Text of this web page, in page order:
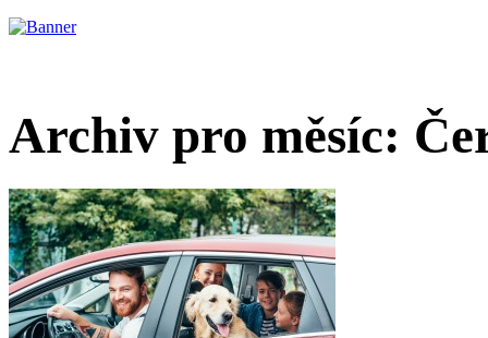
Archiv pro měsíc: